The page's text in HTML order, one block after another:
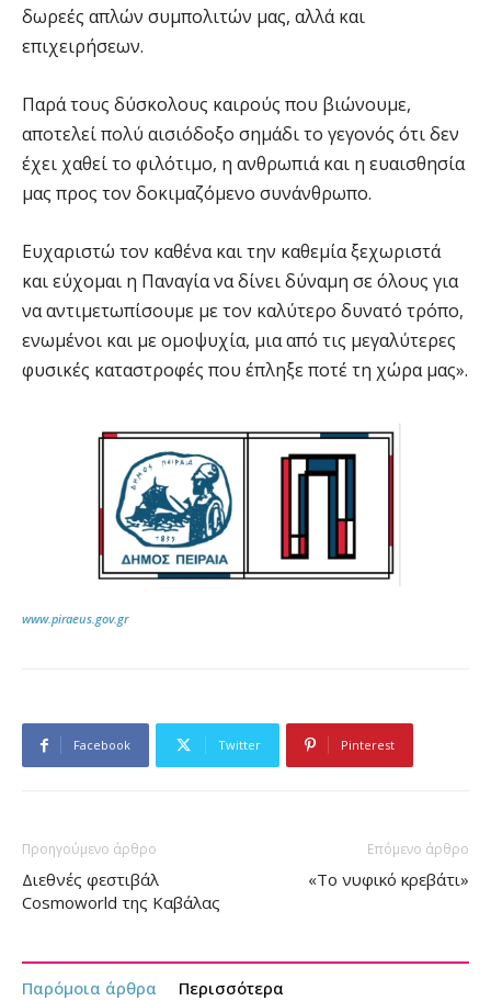
δωρεές απλών συμπολιτών μας, αλλά και
επιχειρήσεων.
Παρά τους δύσκολους καιρούς που βιώνουμε,
αποτελεί πολύ αισιόδοξο σημάδι το γεγονός ότι δεν
έχει χαθεί το φιλότιμο, η ανθρωπιά και η ευαισθησία
μας προς τον δοκιμαζόμενο συνάνθρωπο.
Ευχαριστώ τον καθένα και την καθεμία ξεχωριστά
και εύχομαι η Παναγία να δίνει δύναμη σε όλους για
να αντιμετωπίσουμε με τον καλύτερο δυνατό τρόπο,
ενωμένοι και με ομοψυχία, μια από τις μεγαλύτερες
φυσικές καταστροφές που έπληξε ποτέ τη χώρα μας».
www.piraeus.gov.gr
Facebook Twitter Pinterest
Προηγούμενο άρθρο
Διεθνές φεστιβάλ
Cosmoworld της Καβάλας
Επόμενο άρθρο
«Το νυφικό κρεβάτι»
Παρόμοια άρθρα Περισσότερα